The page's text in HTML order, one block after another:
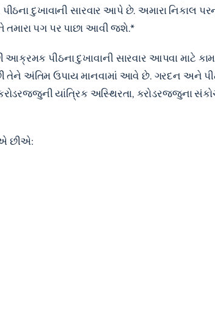
પીઠના દુખાવાની સારવાર આપે છે. અમારા નિકાલ
તમારા પગ પર પાછા આવી જશે.*
આક્રમક પીઠના દુખાવાની સારવાર આપવા માટે
અંતિમ ઉપાય માનવામાં આવે છે. ગરદન અને
યાંત્રિક અસ્થિરતા, કરોડરજ્જુના
છીએ: